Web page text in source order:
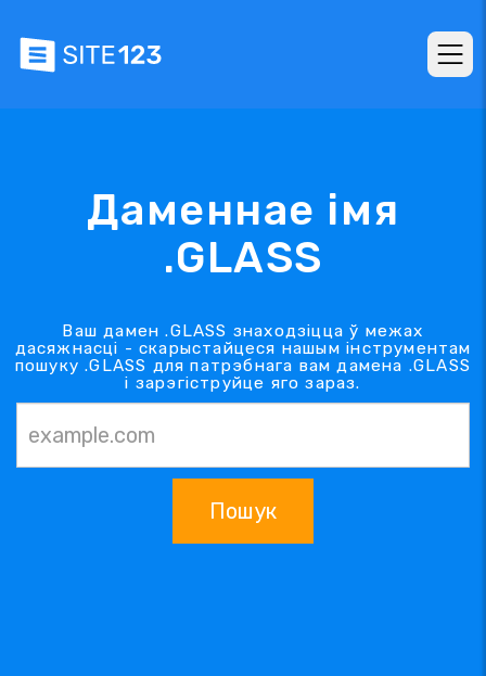
Даменнае імя
.GLASS
Ваш дамен .GLASS знаходзіцца ў межах
дасяжнасці - скарыстайцеся нашым інструментам
пошуку .GLASS для патрэбнага вам дамена .GLASS
і зарэгіструйце яго зараз.
Пошук